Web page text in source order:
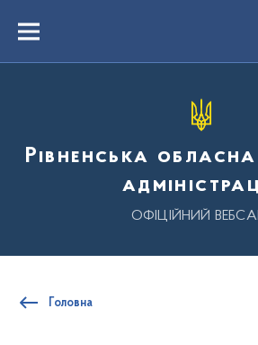
вмістуMenu
Рівненська
ОФІЦІЙНИЙ
Головна